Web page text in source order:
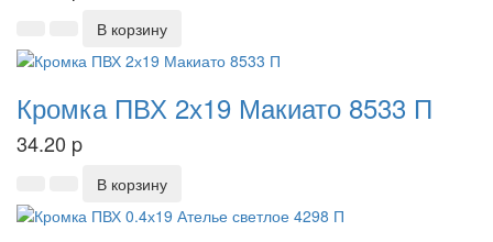
В корзину
Кромка ПВХ 2х19 Макиато 8533 П
34.20 p
В корзину